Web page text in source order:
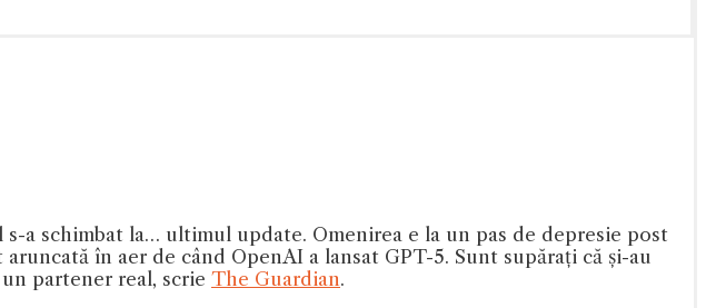
a schimbat la… ultimul update. Omenirea e la un pas de depresie post
în aer de când OpenAI a lansat GPT-5. Sunt supărați că și-au
partener real, scrie The Guardian.